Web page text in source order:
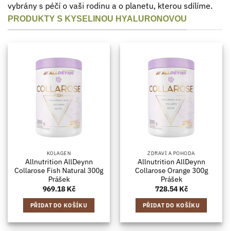
vybrány s péčí o vaši rodinu a o planetu, kterou sdílíme.
PRODUKTY S KYSELINOU HYALURONOVOU
KOLAGEN
Allnutrition AllDeynn
Collarose Fish Natural 300g
Prášek
969.18 Kč
PŘIDAT DO KOŠÍKU
ZDRAVÍ A POHODA
Allnutrition AllDeynn
Collarose Orange 300g
Prášek
728.54 Kč
PŘIDAT DO KOŠÍKU